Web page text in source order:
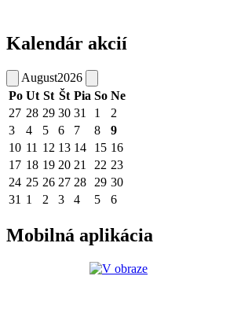
Kalendár akcií
August2026
Po Ut St Št Pia So Ne
27 28 29 30 31 1
2
3
4 5 6 7 8
9
10 11 12 13 14 15 16
17 18 19 20 21 22 23
24 25 26 27 28 29 30
31 1 2 3 4 5 6
Mobilná aplikácia